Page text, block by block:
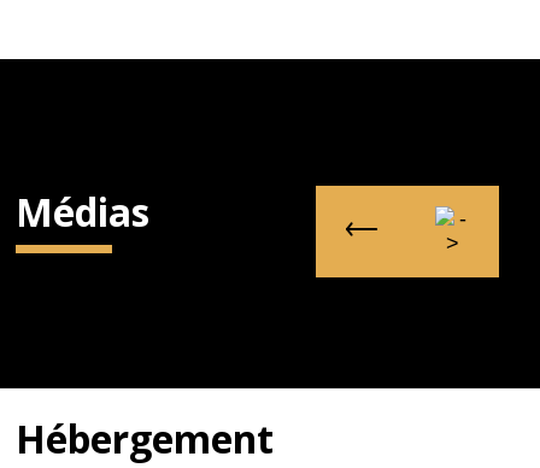
Médias
Hébergement